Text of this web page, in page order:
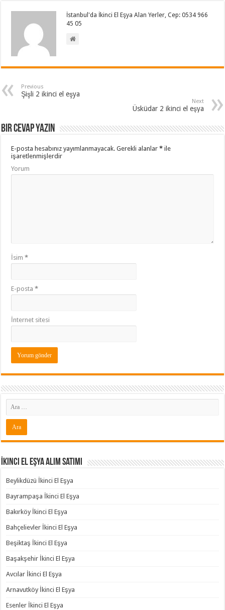
İstanbul'da İkinci El Eşya Alan Yerler, Cep: 0534 966
45 05
Previous
Şişli 2 ikinci el eşya
Next
Üsküdar 2 ikinci el eşya
Bir cevap yazın
E-posta hesabınız yayımlanmayacak. Gerekli alanlar* ile
işaretlenmişlerdir
Yorum
İsim*
E-posta*
İnternet sitesi
İkinci El Eşya Alım Satımı
Beylikdüzü İkinci El Eşya
Bayrampaşa İkinci El Eşya
Bakırköy İkinci El Eşya
Bahçelievler İkinci El Eşya
Beşiktaş İkinci El Eşya
Başakşehir İkinci El Eşya
Avcılar İkinci El Eşya
Arnavutköy İkinci El Eşya
Esenler İkinci El Eşya